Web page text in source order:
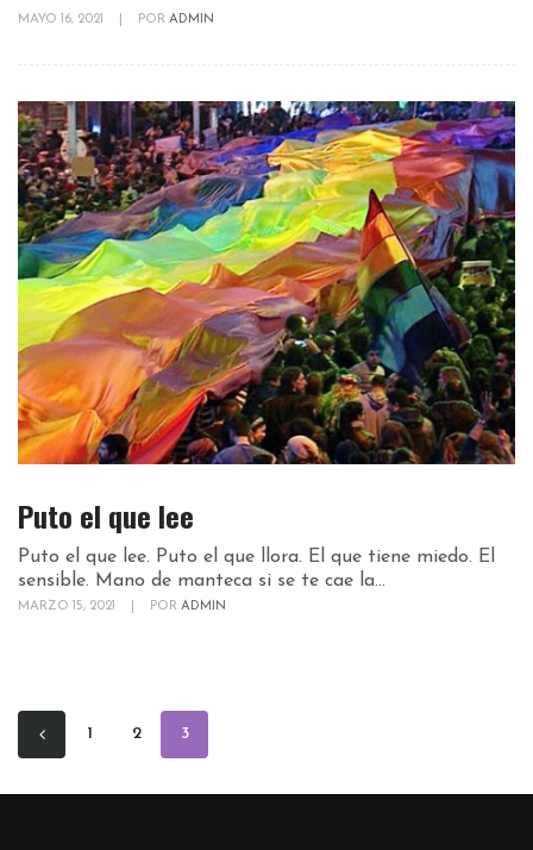
MAYO 16, 2021 POR ADMIN
Puto el que lee
Puto el que lee. Puto el que llora. El que tiene miedo. El
sensible. Mano de manteca si se te cae la...
MARZO 15, 2021 POR ADMIN
1 2 3